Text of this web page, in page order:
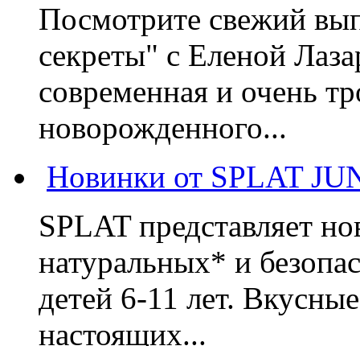
Посмотрите свежий
секреты" с Еленой
современная и очень
новорожденного...
Новинки от SPLAT
SPLAT представляет
натуральных* и
детей 6-11 лет.
настоящих...